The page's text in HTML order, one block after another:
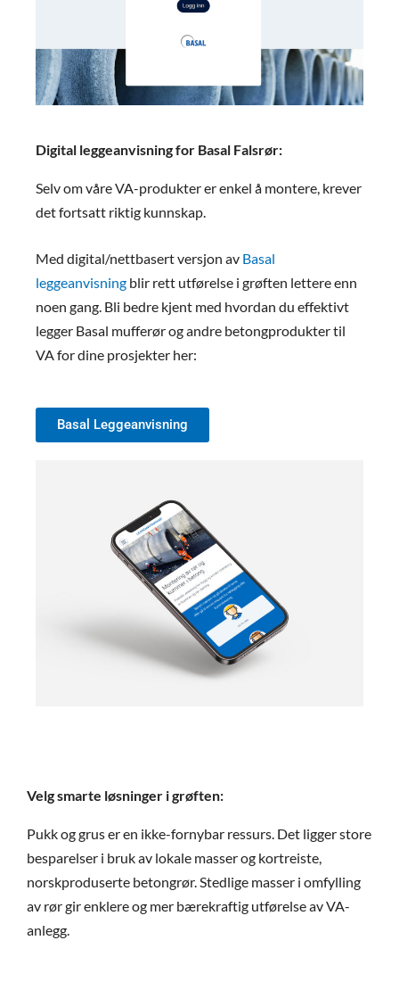
Digital leggeanvisning for Basal Falsrør:
Selv om våre VA-produkter er enkel å montere, krever
det fortsatt riktig kunnskap.
Med digital/nettbasert versjon av Basal
leggeanvisning blir rett utførelse i grøften lettere enn
noen gang. Bli bedre kjent med hvordan du effektivt
legger Basal mufferør og andre betongprodukter til
VA for dine prosjekter her:
Basal Leggeanvisning
Velg smarte løsninger i grøften:
Pukk og grus er en ikke-fornybar ressurs. Det ligger store
besparelser i bruk av lokale masser og kortreiste,
norskproduserte betongrør. Stedlige masser i omfylling
av rør gir enklere og mer bærekraftig utførelse av VA-
anlegg.